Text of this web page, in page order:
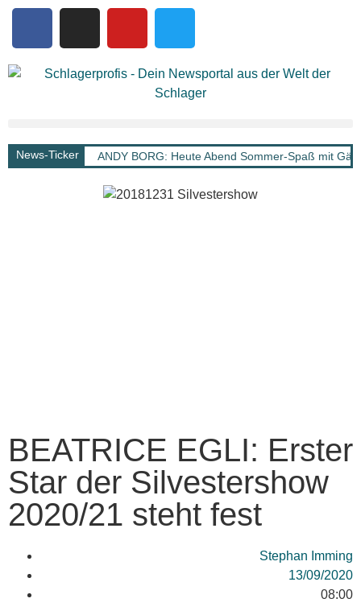
News-Ticker ANDY BORG: Heute Abend Sommer-Spaß mit
BEATRICE EGLI: Erster
Star der Silvestershow
2020/21 steht fest
Stephan Imming
13/09/2020
08:00